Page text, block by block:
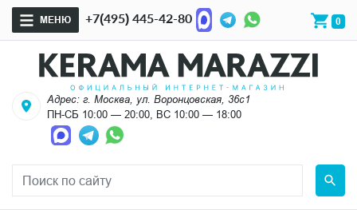
МЕНЮ +7(495) 445-42-80 0
Адрес: г. Москва, ул. Воронцовская, 36с1
ПН-СБ 10:00 — 20:00, ВС 10:00 — 18:00